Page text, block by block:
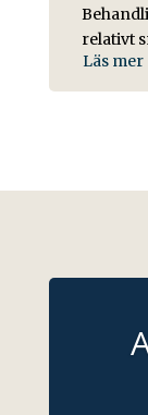
relativt
Läs mer